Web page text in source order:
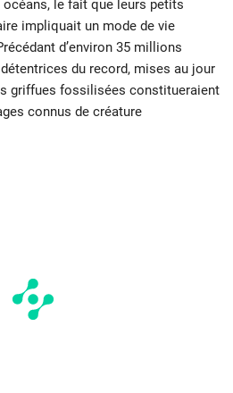
le fait que leurs petits
impliquait un mode de vie
d’environ 35 millions
du record, mises au jour
griffues fossilisées constitueraient
connus de créature